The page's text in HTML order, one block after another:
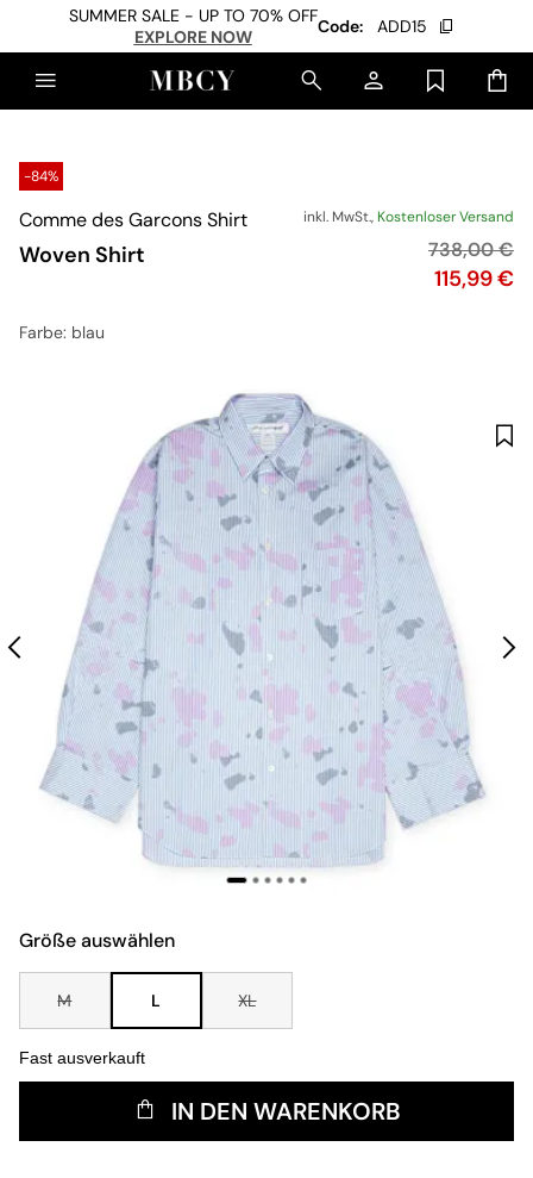
SUMMER SALE - UP TO 70% OFF
EXPLORE NOW
Code: ADD15
-84%
Comme des Garcons Shirt
Woven Shirt
inkl. MwSt., Kostenloser Versand
Preis
115,99 €
738,00 €
Farbe: blau
Größe auswählen
M L XL
Fast ausverkauft
IN DEN WARENKORB